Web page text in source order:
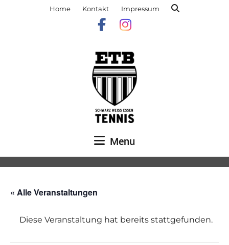
Home Kontakt Impressum
Menu
« Alle Veranstaltungen
Diese Veranstaltung hat bereits stattgefunden.